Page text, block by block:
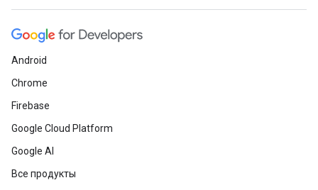
Android
Chrome
Firebase
Google Cloud Platform
Google AI
Все продукты